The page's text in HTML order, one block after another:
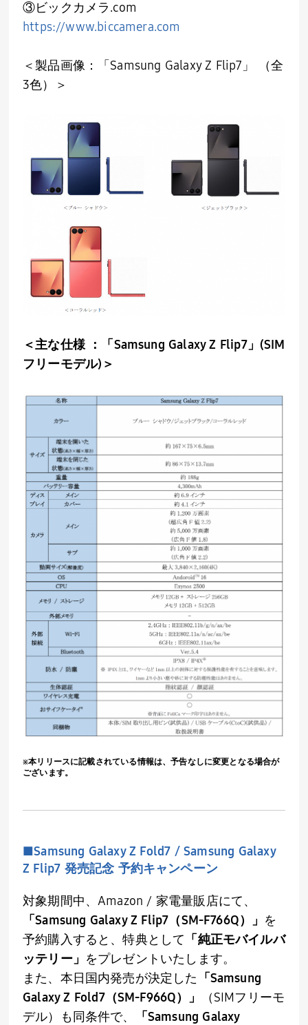
③ビックカメラ.com
https://www.biccamera.com
＜製品画像：「 Samsung Galaxy Z Flip7 」 （全
3色）＞
＜主な仕様 ：「 Samsung Galaxy Z Flip7」 (SIM
フリーモデル) ＞
※本リリースに記載されている情報は、予告なしに変更となる場合が
ございます。
■Samsung Galaxy Z Fold7 / Samsung Galaxy
Z Flip7 発売記念 予約キャンペーン
対象期間中、Amazon / 家電量販店にて、
「Samsung Galaxy Z Flip7 （SM-F766Q）」 を
予約購入すると、特典として 「純正モバイルバ
ッテリー」 をプレゼントいたします。
また、本日国内発売が決定した 「Samsung
Galaxy Z Fold7（SM-F966Q）」 （SIMフリーモ
デル）も同条件で、
「Samsung Galaxy